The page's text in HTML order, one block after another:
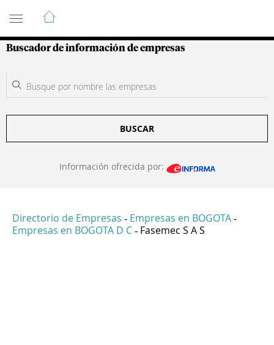
Guía de Empresas Colombianas
Buscador de información de empresas
BUSCAR
Información ofrecida por:
Directorio de Empresas - Empresas en BOGOTA -
Empresas en BOGOTA D C - Fasemec S A S